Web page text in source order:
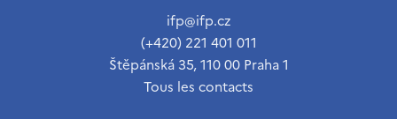
ifp@ifp.cz
(+420) 221 401 011
Štěpánská 35, 110 00 Praha 1
Tous les contacts